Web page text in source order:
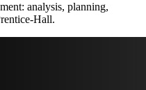
analysis, planning,
Hall.